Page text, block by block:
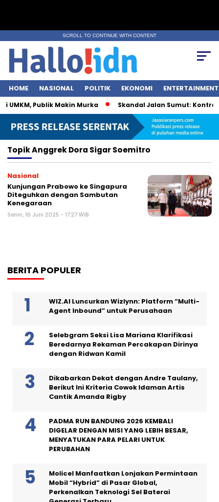
SCROLL TO CONTINUE WITH CONTENT
HOME NASIONAL POLITIK EKONOMI ENTERTAINMENT
Publik Makin Murka Skandal Jalan Sumut:
TopikAnggrek Dora Sigar Soemitro
Nasional
Kunjungan Prabowo ke Singapura
Diteguhkan dengan Sambutan
Kenegaraan
Senin, 16 Juni 2025 - 17:27 WIB
BERITA POPULER
WIZ.AI Luncurkan Wizlynn: Platform “Multi-
Agent Inbound” untuk Perusahaan
Selebgram Seksi Lisa Mariana Klarifikasi
Beredarnya Rekaman Percakapan Dirinya
dengan Ridwan Kamil
Dikabarkan Dekat dengan Andre Taulany,
Berikut Ini Kriteria Cowok Idaman Artis
Cantik Amanda Rigby
PADMA RUN BANDUNG 2026 KEMBALI
DIGELAR DENGAN MISI YANG LEBIH BESAR,
MENYATUKAN PARA PELARI UNTUK
PERUBAHAN
Molicel Manfaatkan Lonjakan Permintaan
Mobil “Hybrid” di Pasar Global,
Perkenalkan Teknologi Sel Baterai